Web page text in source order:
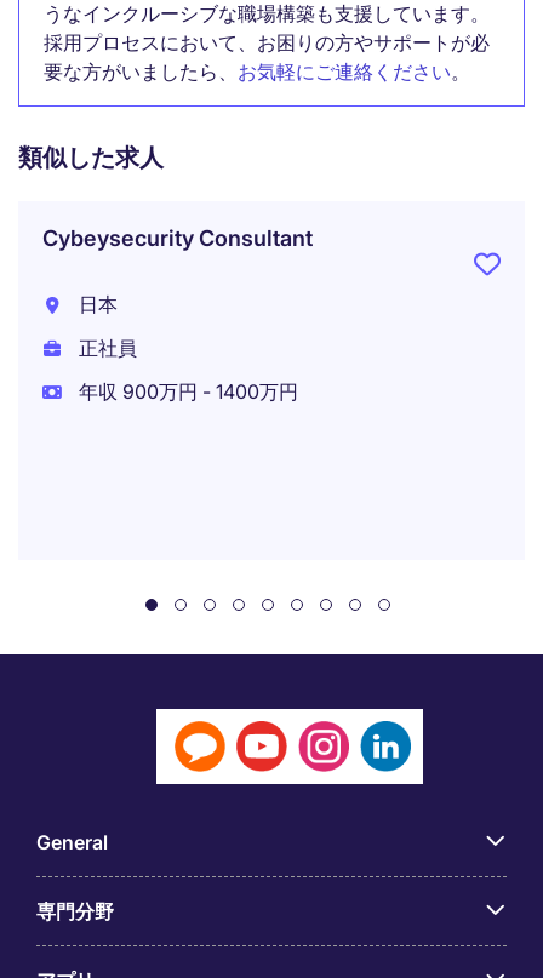
うなインクルーシブな職場構築も支援しています。
採用プロセスにおいて、お困りの方やサポートが必
要な方がいましたら、 お気軽にご連絡ください。
類似した求人
Cybeysecurity Consultant
日本
正社員
年収 900万円 - 1400万円
General
専門分野